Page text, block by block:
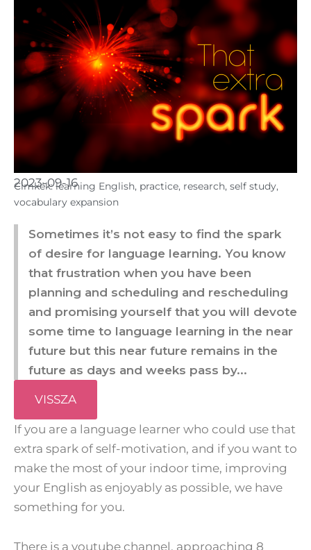
2023-09-16
Cimkék: learning English, practice, research, self study,
vocabulary expansion
Sometimes it’s not easy to find the spark
of desire for language learning. You know
that frustration when you have been
planning and scheduling and rescheduling
and promising yourself that you will devote
some time to language learning in the near
future but this near future remains in the
future as days and weeks pass by...
VISSZA
If you are a language learner who could use that
extra spark of self-motivation, and if you want to
make the most of your indoor time, improving
your English as enjoyably as possible, we have
something for you.
There is a youtube channel, approaching 8